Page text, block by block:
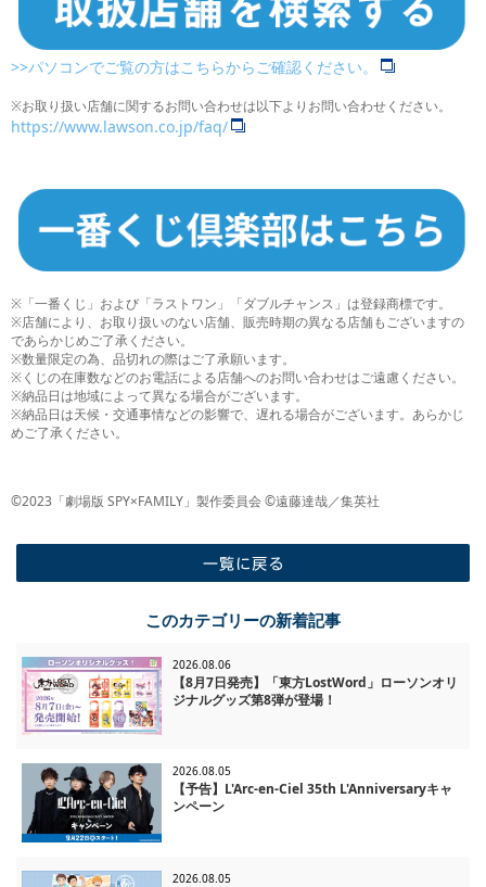
>>パソコンでご覧の方はこちらからご確認ください。
※お取り扱い店舗に関するお問い合わせは以下よりお問い合わせください。
https://www.lawson.co.jp/faq/
※「一番くじ」および「ラストワン」「ダブルチャンス」は登録商標です。
※店舗により、お取り扱いのない店舗、販売時期の異なる店舗もございますの
であらかじめご了承ください。
※数量限定の為、品切れの際はご了承願います。
※くじの在庫数などのお電話による店舗へのお問い合わせはご遠慮ください。
※納品日は地域によって異なる場合がございます。
※納品日は天候・交通事情などの影響で、遅れる場合がございます。あらかじ
めご了承ください。
©2023「劇場版 SPY×FAMILY」製作委員会 ©遠藤達哉／集英社
このカテゴリーの新着記事
2026.08.06
【8月7日発売】「東方LostWord」ローソンオリ
ジナルグッズ第8弾が登場！
2026.08.05
【予告】L'Arc-en-Ciel 35th L'Anniversaryキャ
ンペーン
2026.08.05